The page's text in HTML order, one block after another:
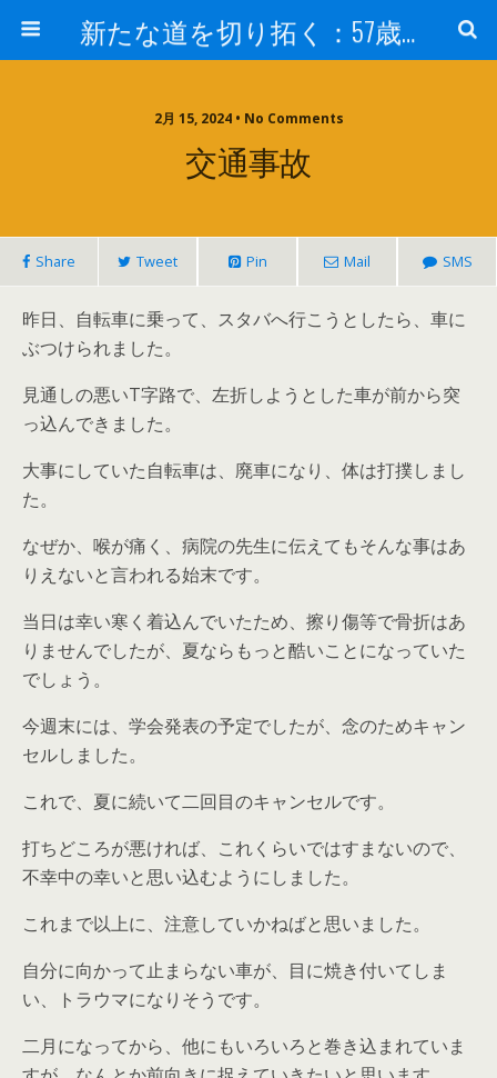
新たな道を切り拓く：57歳男性、大学院の授業室から
2月 15, 2024 • No Comments
交通事故
Share Tweet Pin Mail SMS
昨日、自転車に乗って、スタバへ行こうとしたら、車に
ぶつけられました。
見通しの悪いT字路で、左折しようとした車が前から突
っ込んできました。
大事にしていた自転車は、廃車になり、体は打撲しまし
た。
なぜか、喉が痛く、病院の先生に伝えてもそんな事はあ
りえないと言われる始末です。
当日は幸い寒く着込んでいたため、擦り傷等で骨折はあ
りませんでしたが、夏ならもっと酷いことになっていた
でしょう。
今週末には、学会発表の予定でしたが、念のためキャン
セルしました。
これで、夏に続いて二回目のキャンセルです。
打ちどころが悪ければ、これくらいではすまないので、
不幸中の幸いと思い込むようにしました。
これまで以上に、注意していかねばと思いました。
自分に向かって止まらない車が、目に焼き付いてしま
い、トラウマになりそうです。
二月になってから、他にもいろいろと巻き込まれていま